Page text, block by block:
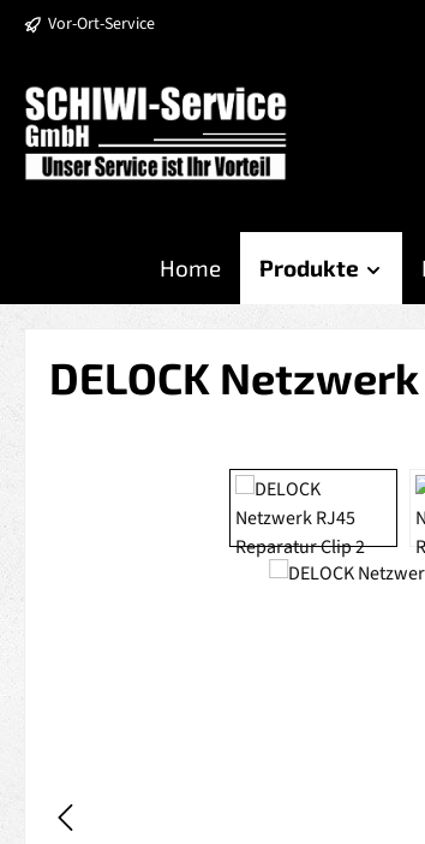
Hauptinhalt springen
Zur Suche springen
Zur Hauptnavigation springen
Vor-Ort-Service
Home Produkte
DELOCK
Bildergalerie überspringen